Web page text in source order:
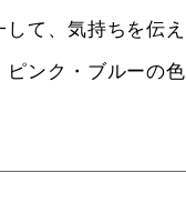
て、気持ちを伝え
ンク・ブルーの色